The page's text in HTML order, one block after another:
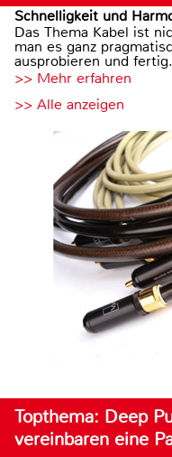
Schnelligkeit und
Das Thema Kabel ist
man es ganz
ausprobieren und fertig.
>> Mehr erfahren
>> Alle anzeigen
Topthema: Deep
vereinbaren eine